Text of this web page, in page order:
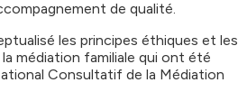
de qualité.
les principes éthiques et les
médiation familiale qui ont été
Consultatif de la Médiation